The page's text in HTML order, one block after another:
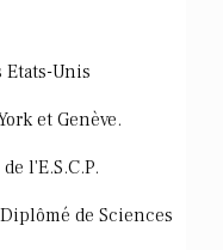
Etats-Unis
et Genève.
l'E.S.C.P.
de Sciences